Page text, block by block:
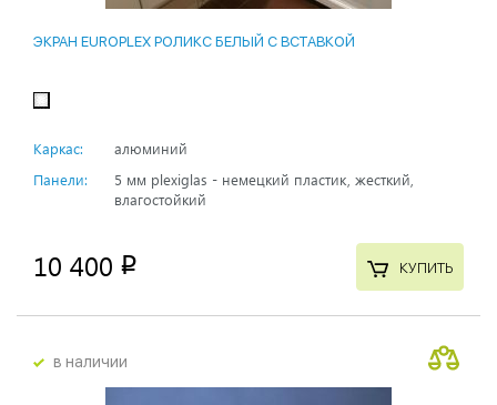
ЭКРАН EUROPLEX РОЛИКС БЕЛЫЙ С ВСТАВКОЙ
Каркас:
алюминий
Панели:
5 мм plexiglas - немецкий пластик, жесткий,
влагостойкий
10 400 p КУПИТЬ
в наличии